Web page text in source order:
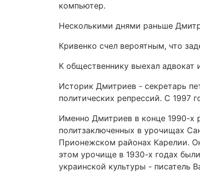
компьютер.
Несколькими днями раньше
Кривенко счел вероятным, что
К общественнику выехал адвокат
Историк Дмитриев - секретарь
политических репрессий. С 1997
Именно Дмитриев в конце 1990-х
политзаключенных в урочищах
Прионежском районах Карелии.
этом урочище в 1930-х годах
украинской культуры - писатель